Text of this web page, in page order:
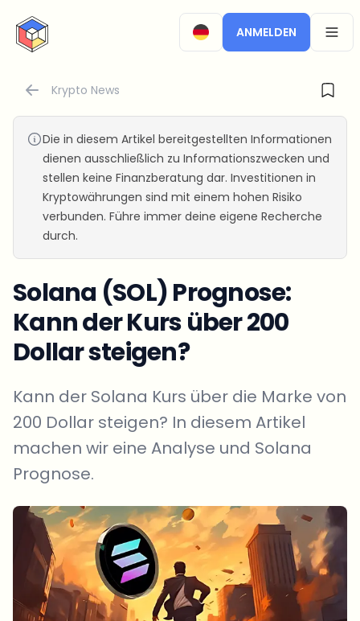
CryptoTicker
ANMELDEN
Krypto News
Die in diesem Artikel bereitgestellten Informationen
dienen ausschließlich zu Informationszwecken und
stellen keine Finanzberatung dar. Investitionen in
Kryptowährungen sind mit einem hohen Risiko
verbunden. Führe immer deine eigene Recherche
durch.
Solana (SOL) Prognose:
Kann der Kurs über 200
Dollar steigen?
Kann der Solana Kurs über die Marke von
200 Dollar steigen? In diesem Artikel
machen wir eine Analyse und Solana
Prognose.